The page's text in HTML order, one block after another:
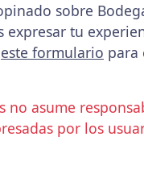
sobre
expresar tu
este formulario para
no asume
por los